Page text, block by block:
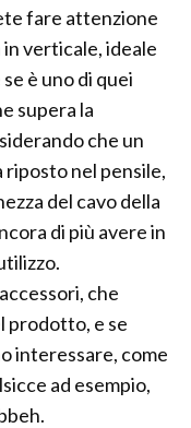
fare attenzione
in verticale, ideale
è uno di quei
supera la
che un
riposto nel pensile,
del cavo della
di più avere in
che
prodotto, e se
interessare, come
ad esempio,